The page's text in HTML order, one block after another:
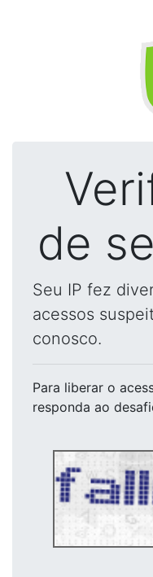
de
Seu IP fez
acessos
conosco.
Para liberar o
responda ao